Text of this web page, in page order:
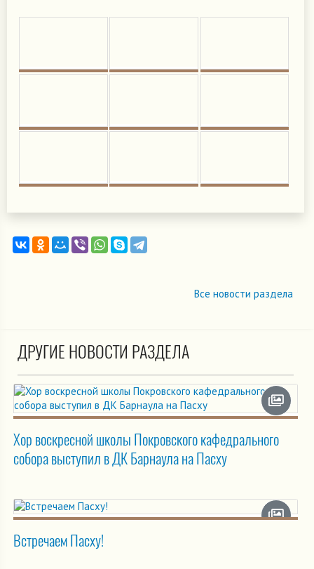
Все новости раздела
ДРУГИЕ НОВОСТИ РАЗДЕЛА
Хор воскресной школы Покровского кафедрального
собора выступил в ДК Барнаула на Пасху
Встречаем Пасху!